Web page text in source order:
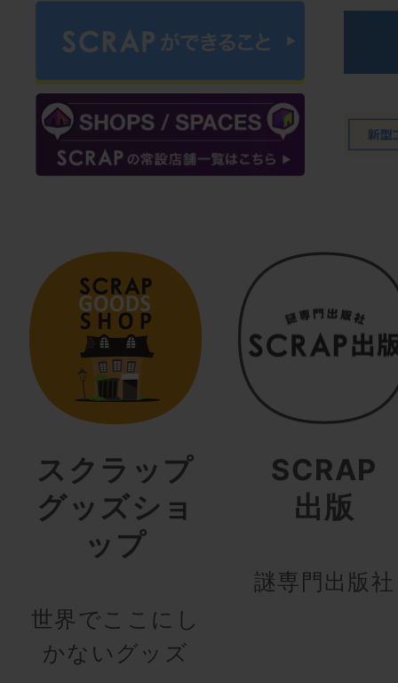
スクラップ
グッズショ
ップ
世界でここにし
かないグッズ
SCRAP
出版
謎専門出版社